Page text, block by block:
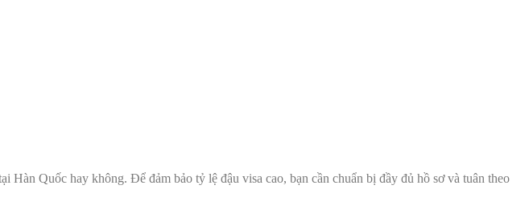
Quốc hay không. Để đảm bảo tỷ lệ đậu visa cao, bạn cần chuẩn bị đầy đủ hồ sơ và tuân theo